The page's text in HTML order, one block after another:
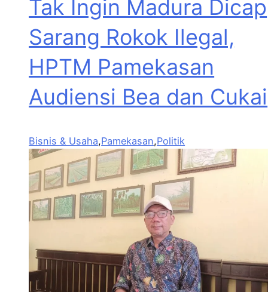
Tak Ingin Madura Dicap
Sarang Rokok Ilegal,
HPTM Pamekasan
Audiensi Bea dan Cukai
Bisnis & Usaha,Pamekasan,Politik